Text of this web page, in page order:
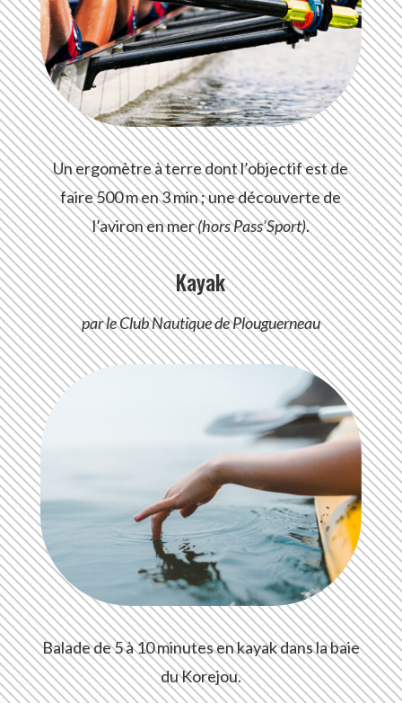
Un ergomètre à terre dont l’objectif est de
faire 500 m en 3 min ; une découverte de
l’aviron en mer(hors Pass’Sport).
Kayak
par le Club Nautique de Plouguerneau
Balade de 5 à 10 minutes en kayak dans la baie
du Korejou.